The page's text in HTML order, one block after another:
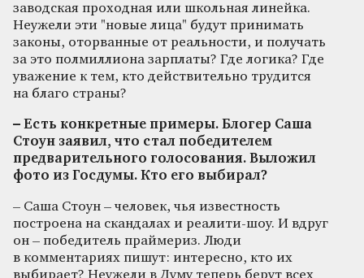
заводская проходная или школьная линейка.
Неужели эти "новые лица" будут принимать
законы, оторванные от реальности, и получать
за это полмиллиона зарплаты? Где логика? Где
уважение к тем, кто действительно трудится
на благо страны?
– Есть конкретные примеры. Блогер Саша
Стоун заявил, что стал победителем
предварительного голосования. Выложил
фото из Госдумы. Кто его выбирал?
– Саша Стоун – человек, чья известность
построена на скандалах и реалити-шоу. И вдруг
он – победитель праймериз. Люди
в комментариях пишут: интересно, кто их
выбирает? Неужели в Думу теперь берут всех